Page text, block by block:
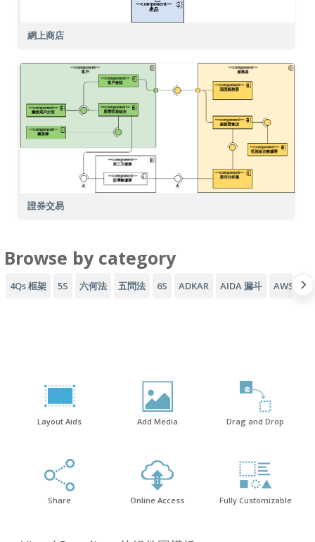
網上商店
證券交易
Browse by category
4Qs 框架 5S 六何法 五問法 6S ADKAR AIDA 漏斗 AWS 架
Layout Aids Add Media Drag and Drop
Share Online Access Fully Customizable